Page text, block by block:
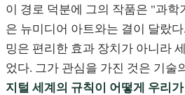
이 경로 덕분에 그의 작품은 "과학
은 뉴미디어 아트와는 결이 달랐
밍은 편리한 효과 장치가 아니라
었다. 그가 관심을 가진 것은 기술
지털 세계의 규칙이 어떻게 우리